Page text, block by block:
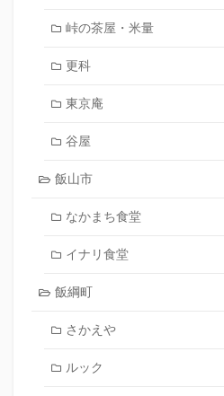
峠の茶屋・米量
更科
東京庵
谷屋
飯山市
なかまち食堂
イナリ食堂
飯綱町
さかえや
ルック